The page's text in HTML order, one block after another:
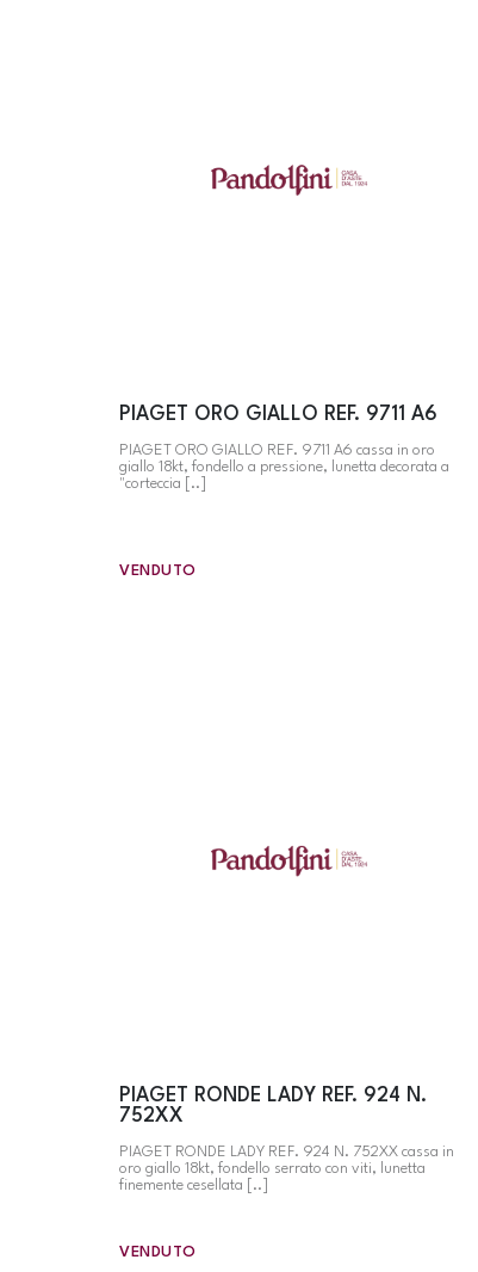
PIAGET ORO GIALLO REF. 9711 A6
PIAGET ORO GIALLO REF. 9711 A6 cassa in oro
giallo 18kt, fondello a pressione, lunetta decorata a
"corteccia [..]
VENDUTO
PIAGET RONDE LADY REF. 924 N.
752XX
PIAGET RONDE LADY REF. 924 N. 752XX cassa in
oro giallo 18kt, fondello serrato con viti, lunetta
finemente cesellata [..]
VENDUTO